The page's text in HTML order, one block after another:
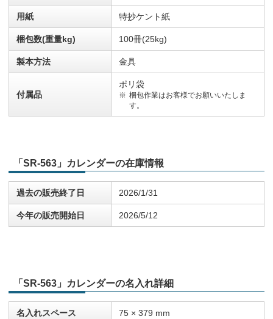
用紙 特抄ケント紙
梱包数(重量kg) 100冊(25kg)
製本方法 金具
付属品
ポリ袋
梱包作業はお客様でお願いいたしま
す。
「SR-563」カレンダーの在庫情報
過去の販売終了日 2026/1/31
今年の販売開始日 2026/5/12
「SR-563」カレンダーの名入れ詳細
名入れスペース 75 × 379 mm